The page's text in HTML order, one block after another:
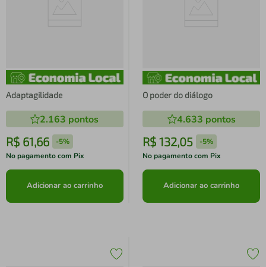
Adaptagilidade
2.163 pontos
R$ 61,66 -5%
No pagamento com Pix
Adicionar ao carrinho
O poder do diálogo
4.633 pontos
R$ 132,05 -5%
No pagamento com Pix
Adicionar ao carrinho